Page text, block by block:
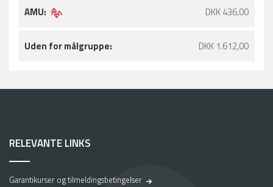
AMU: DKK 436,00
Uden for målgruppe: DKK 1.612,00
RELEVANTE LINKS
Garantikurser og tilmeldingsbetingelser